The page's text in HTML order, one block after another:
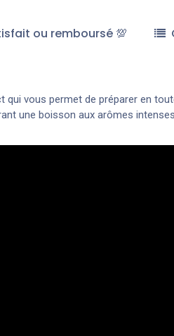
ou remboursé 💯
qui vous permet de préparer en
une boisson aux arômes